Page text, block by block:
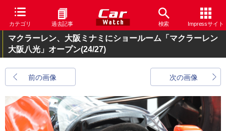
カテゴリ 過去記事 検索 Impressサイト
マクラーレン、大阪ミナミにショールーム「マクラーレン
大阪八光」オープン(24/27)
前の画像 次の画像